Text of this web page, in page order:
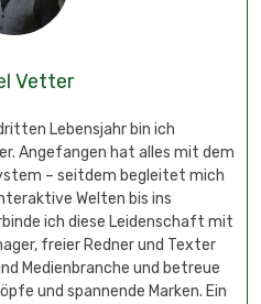
Vetter
Lebensjahr bin ich
Angefangen hat alles mit dem
– seitdem begleitet mich
Welten bis ins
ich diese Leidenschaft mit
freier Redner und Texter
Medienbranche und betreue
und spannende Marken. Ein